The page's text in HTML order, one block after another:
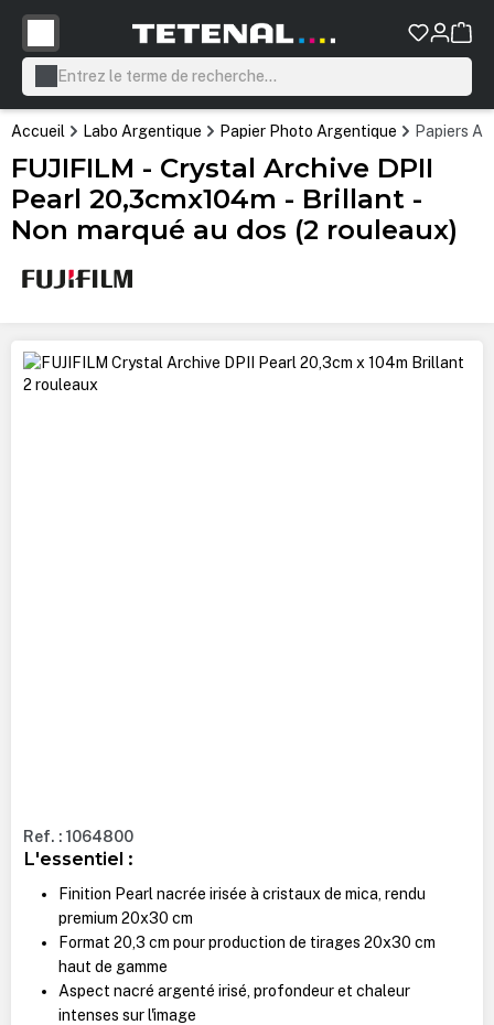
principal
Accueil Labo Argentique Papier Photo Argentique Papiers
FUJIFILM - Crystal Archive DPII
Pearl 20,3cmx104m - Brillant -
Non marqué au dos (2 rouleaux)
Ignorer la galerie d'images
Ref. : 1064800
L'essentiel :
Finition Pearl nacrée irisée à cristaux de mica, rendu
premium 20x30 cm
Format 20,3 cm pour production de tirages 20x30 cm
haut de gamme
Aspect nacré argenté irisé, profondeur et chaleur
intenses sur l'image